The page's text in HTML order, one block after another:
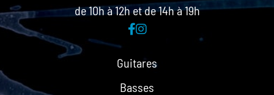
Guitares
Basses
de 10h à 12h et de 14h à 19h